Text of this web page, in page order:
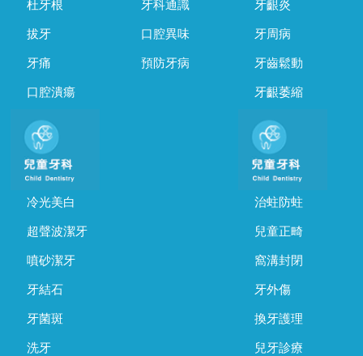
杜牙根
拔牙
牙痛
口腔潰瘍
牙科通識
口腔異味
預防牙病
牙齦炎
牙周病
牙齒鬆動
牙齦萎縮
冷光美白
超聲波潔牙
噴砂潔牙
牙結石
牙菌斑
洗牙
治蛀防蛀
兒童正畸
窩溝封閉
牙外傷
換牙護理
兒牙診療